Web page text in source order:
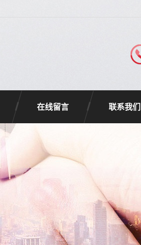
在线留言 联系我们